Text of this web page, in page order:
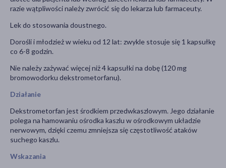
razie wątpliwości należy zwrócić się do lekarza lub farmaceuty.
Lek do stosowania doustnego.
Dorośli i młodzież w wieku od 12 lat: zwykle stosuje się 1 kapsułkę
co 6-8 godzin.
Nie należy zażywać więcej niż 4 kapsułki na dobę (120 mg
bromowodorku dekstrometorfanu).
Działanie
Dekstrometorfan jest środkiem przedwkaszlowym. Jego działanie
polega na hamowaniu ośrodka kaszlu w ośrodkowym układzie
nerwowym, dzięki czemu zmniejsza się częstotliwość ataków
suchego kaszlu.
Wskazania